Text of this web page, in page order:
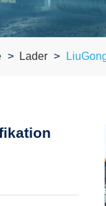
Lader